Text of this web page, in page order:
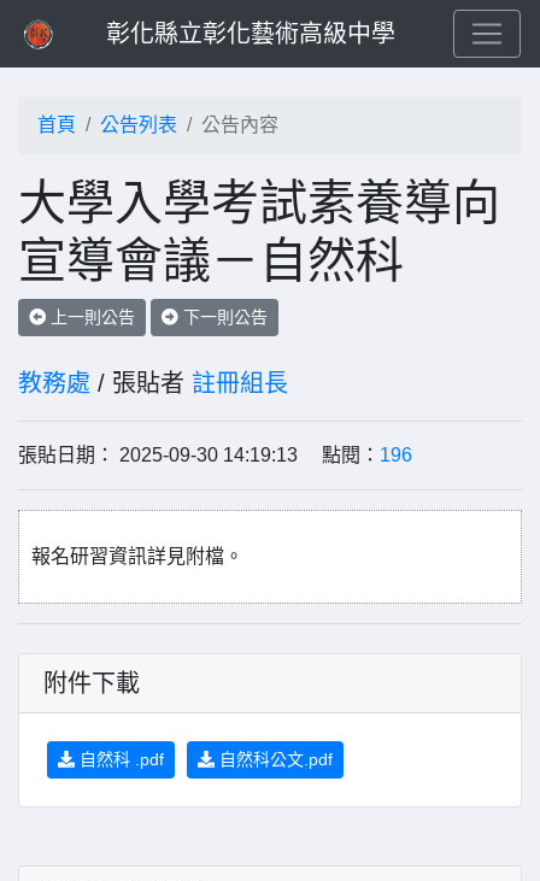
彰化縣立彰化藝術高級中學
首頁 公告列表 公告內容
大學入學考試素養導向
宣導會議－自然科
上一則公告 下一則公告
教務處 / 張貼者 註冊組長
張貼日期： 2025-09-30 14:19:13 點閱： 196
報名研習資訊詳見附檔。
附件下載
自然科 .pdf 自然科公文.pdf